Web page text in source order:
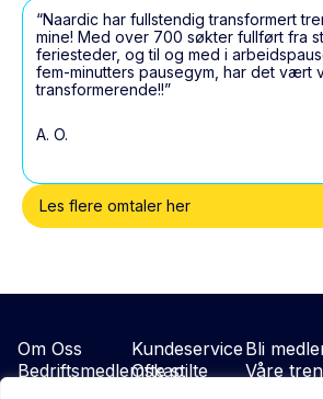
“Naardic har fullstendig transformert
mine! Med over 700 søkter fullført fra
feriesteder, og til og med i
fem-minutters pausegym, har det vært
transformerende!!”
A. O.
Les flere omtaler her
Om Oss
Bedriftsmedlemskap
Kundeservice
Ofte stilte
Bli
Våre